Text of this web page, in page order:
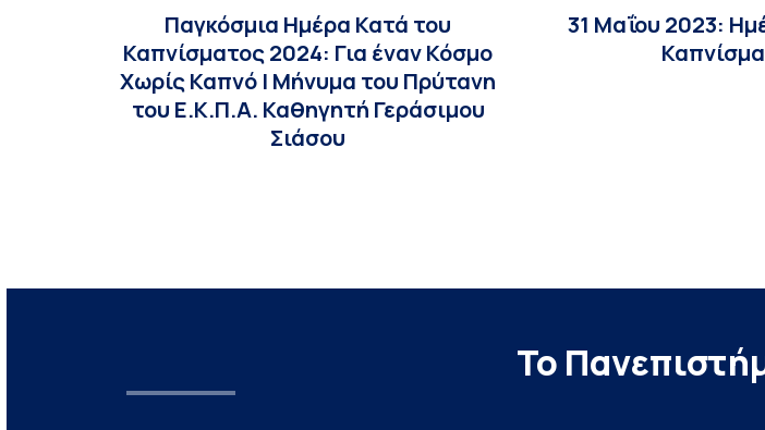
Παγκόσμια Ημέρα Κατά του
Καπνίσματος 2024: Για έναν Κόσμο
Χωρίς Καπνό | Μήνυμα του Πρύτανη
του Ε.Κ.Π.Α. Καθηγητή Γεράσιμου
Σιάσου
31 Μαΐου 2023:
Το